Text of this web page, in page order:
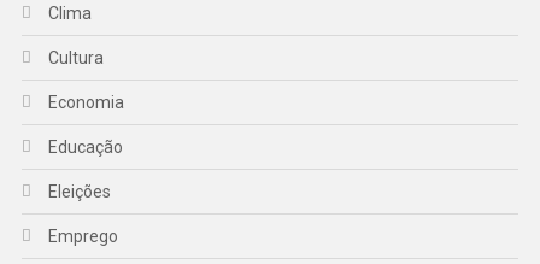
Clima
Cultura
Economia
Educação
Eleições
Emprego